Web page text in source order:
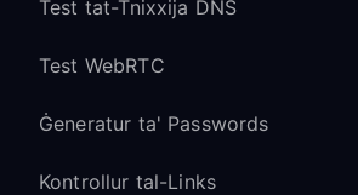
Test tat-Tnixxija DNS
Test WebRTC
Ġeneratur ta' Passwords
Kontrollur tal-Links